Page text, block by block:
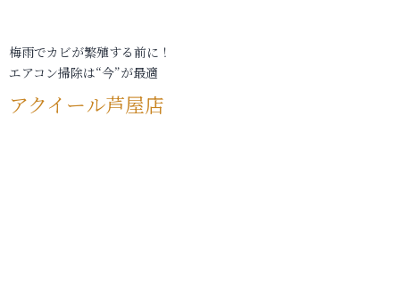
梅雨でカビが繁殖する前に！
エアコン掃除は“今”が最適
アクイール芦屋店